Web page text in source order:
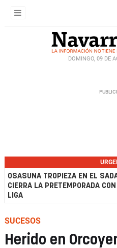
DOMINGO, 09 DE
OSASUNA TROPIEZA EN EL
CIERRA LA PRETEMPORADA
LIGA
SUCESOS
Herido en